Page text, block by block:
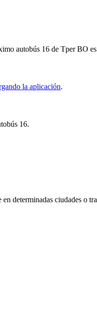
autobús 16 de Tper BO
la aplicación.
16.
en determinadas ciudades o